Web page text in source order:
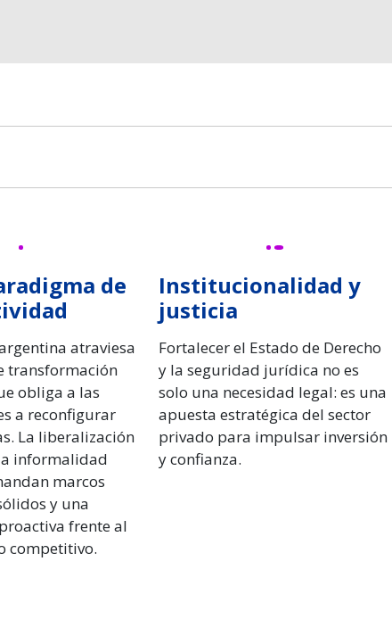
de
atraviesa
transformación
obliga a las
a reconfigurar
La liberalización
informalidad
marcos
y una
frente al
competitivo.
Institucionalidad y
justicia
Fortalecer el Estado de Derecho
y la seguridad jurídica no es
solo una necesidad legal: es una
apuesta estratégica del sector
privado para impulsar inversión
y confianza.